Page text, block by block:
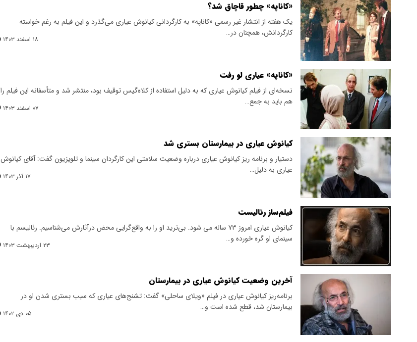
«کاناپه» چطور قاچاق شد؟
یک هفته از انتشار غیر رسمی «کاناپه» به کارگردانی کیانوش عیاری می‌گذرد و این فیلم به رغم خواسته
کارگردانش، همچنان در…
۱۸ اسفند ۱۴۰۳
«کاناپه» عیاری لو رفت
نسخه‌ای از فیلم کیانوش عیاری که به دلیل استفاده از کلاه‌گیس توقیف بود، منتشر شد و متأسفانه این فیلم را
هم باید به جمع…
۰۷ اسفند ۱۴۰۳
کیانوش عیاری در بیمارستان بستری شد
دستیار و برنامه ریز کیانوش عیاری درباره وضعیت سلامتی این کارگردان سینما و تلویزیون گفت: آقای کیانوش
عیاری به دلیل…
۱۷ آذر ۱۴۰۳
فیلم‌ساز رئالیست
کیانوش عیاری امروز ۷۳ ساله می شود. بی‌ترید او را به واقع‌گرایی محض درآثارش می‌شناسیم. رئالیسم با
سینمای او گره خورده و…
۲۳ اردیبهشت ۱۴۰۳
آخرین وضعیت کیانوش عیاری در بیمارستان
برنامه‌ریز کیانوش عیاری در فیلم «ویلای ساحلی» گفت: تشنج‌های عیاری که سبب بستری شدن او در
بیمارستان شد، قطع شده است و…
۰۵ دی ۱۴۰۲